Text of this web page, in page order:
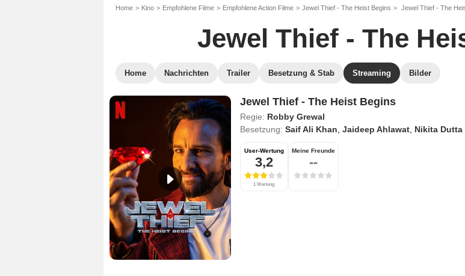
Home Kino Empfohlene Filme Empfohlene Action Filme Jewel Thief - The Heist Begins Jewel Thief - The
Jewel Thief - The
Home Nachrichten Trailer Besetzung & Stab Streaming Bilder
Jewel Thief - The Heist Begins
Regie: Robby Grewal
Besetzung: Saif Ali Khan Jaideep Ahlawat, Nikita Dutta
User-Wertung
3,2
1 Wertung
Meine Freunde
--